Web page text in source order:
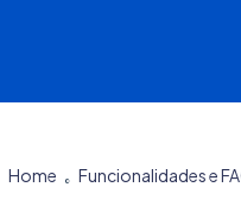
Home Funcionalidades e